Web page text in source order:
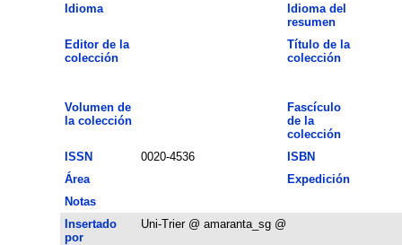
Idioma
Idioma del
resumen
Editor de la
colección
Título de la
colección
Volumen de
la colección
Fascículo
de la
colección
ISSN
0020-4536
ISBN
Área
Expedición
Notas
Insertado
por
Uni-Trier @ amaranta_sg @